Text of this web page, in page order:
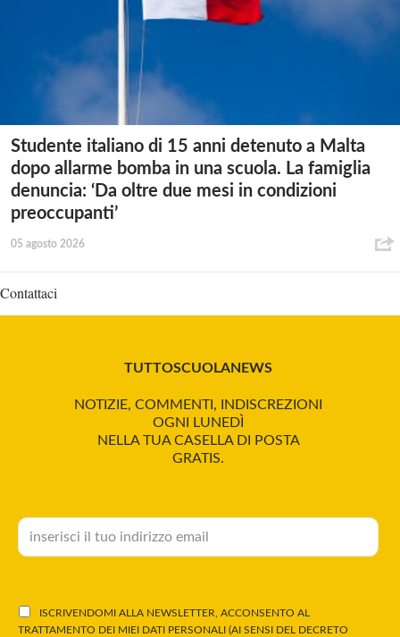
Studente italiano di 15 anni detenuto a Malta
dopo allarme bomba in una scuola. La famiglia
denuncia: ‘Da oltre due mesi in condizioni
preoccupanti’
05 agosto 2026
Contattaci
TUTTOSCUOLANEWS
NOTIZIE, COMMENTI, INDISCREZIONI
OGNI LUNEDÌ
NELLA TUA CASELLA DI POSTA
GRATIS.
ISCRIVENDOMI ALLA NEWSLETTER, ACCONSENTO AL
TRATTAMENTO DEI MIEI DATI PERSONALI (AI SENSI DEL DECRETO